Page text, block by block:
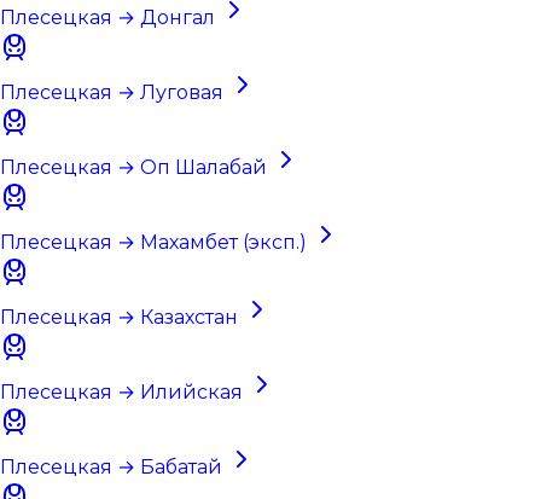
Плесецкая → Донгал
Плесецкая → Луговая
Плесецкая → Оп Шалабай
Плесецкая → Махамбет (эксп.)
Плесецкая → Казахстан
Плесецкая → Илийская
Плесецкая → Бабатай